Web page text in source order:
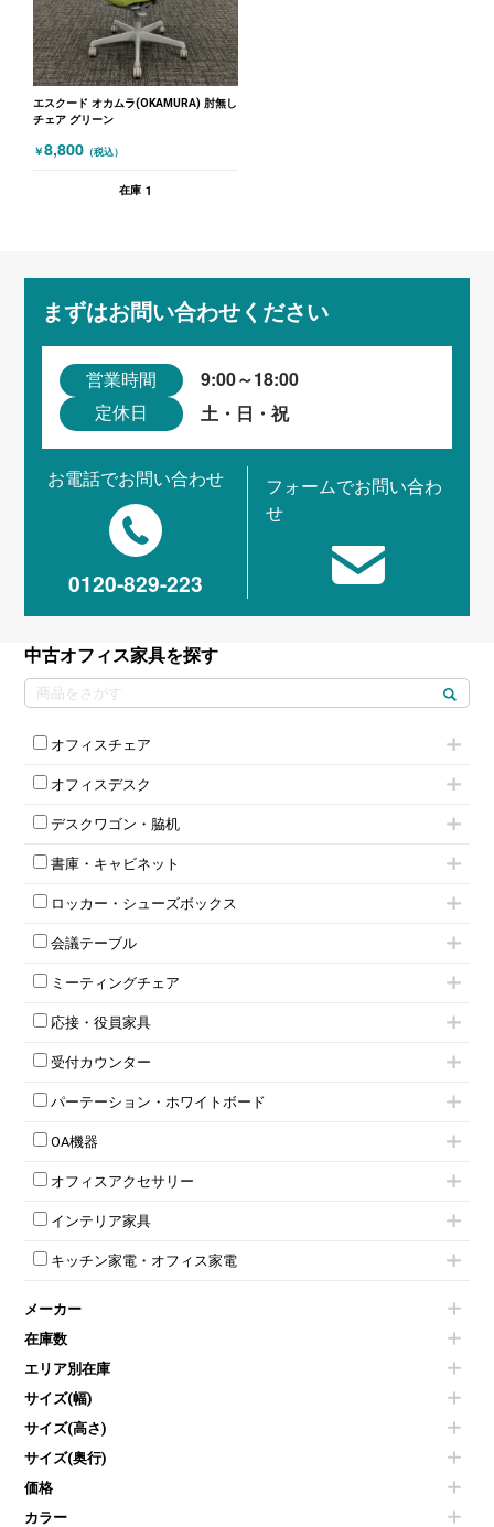
エスクード オカムラ(OKAMURA) 肘無し
チェア グリーン
￥8,800 （税込）
在庫 1
まずはお問い合わせください
営業時間 9:00～18:00
定休日 土・日・祝
お電話でお問い合わせ
0120-829-223
フォームでお問い合わ
せ
中古オフィス家具を探す
オフィスチェア
肘無しチェア
役員チェア
高級チェア（多機能チェア）
オフィスチェアその他
オフィスデスク
フリーアドレスデスク（ベンチデスク）
昇降デスク
オフィスデスクその他
両袖机
デスクワゴン・脇机
インワゴン2段
インワゴン3段
脇机
ワゴンその他
書庫・キャビネット
ハイキャビネット
ローキャビネット
両開きキャビネット
スチールキャビネット
上下連結キャビネット
軽量ラック（スチールラック）
収納家具その他
両開書庫
ラテラル書庫
ロッカー・シューズボックス
1人用ロッカー
2人用ロッカー
3人用ロッカー
4人用ロッカー
5人用ロッカー
8人用ロッカー
多人数ロッカー
ダイヤル錠ロッカー
ダイヤル錠ロッカー
ワードローブ・クローゼット
会議テーブル
スタッキングテーブル
ネスティングテーブル
幕板付テーブル
カウンターテーブル
T字脚テーブル
会議テーブルW1200～
会議テーブルW1800～
平行スタックテーブル
会議テーブルその他
ミーティングチェア
キャスター付きミーティングチェア
スタッキングミーティングチェア
テーブル付きミーティングチェア
ネスティングミーティングチェア
折りたたみミーティングチェア
ハイチェア
ミーティングチェアその他
応接・役員家具
応接セット
応接ソファ
応接チェア
応接テーブル
応接・役員家具その他
受付カウンター
ローカウンター
ラウンジカウンター
受付カウンターその他
パーテーション・ホワイトボード
パーテーション
自立タイプパーテーション
パーテーションその他
脚付ホワイトボード
壁掛けホワイトボード
ホワイトボードその他
OA機器
電話機（ビジネスフォン）
シュレッダー
プロジェクター
スクリーン
その他OA機器
オフィスアクセサリー
チェア用台車
演台・講演台・演説台
防音パネル
個室ブース
コートハンガー・ポールハンガー
傘立て
食器棚・キッチンキャビネット
カタログスタンド
オフィスアクセサリーその他
インテリア家具
モールドチェア
ダイニングチェア
カウンターテーブル
センターテーブル・サイドテーブル
ベンチ・スツール
ソファ
シェルフ
ダストボックス（ゴミ箱）
インテリア家具その他
キッチン家電・オフィス家電
冷蔵庫・洗濯機
空気清浄機・加湿器
液晶テレビ・モニター類
エアコン
掃除機
季節家電
メーカー
在庫数
エリア別在庫
サイズ(幅)
サイズ(高さ)
サイズ(奥行)
価格
カラー